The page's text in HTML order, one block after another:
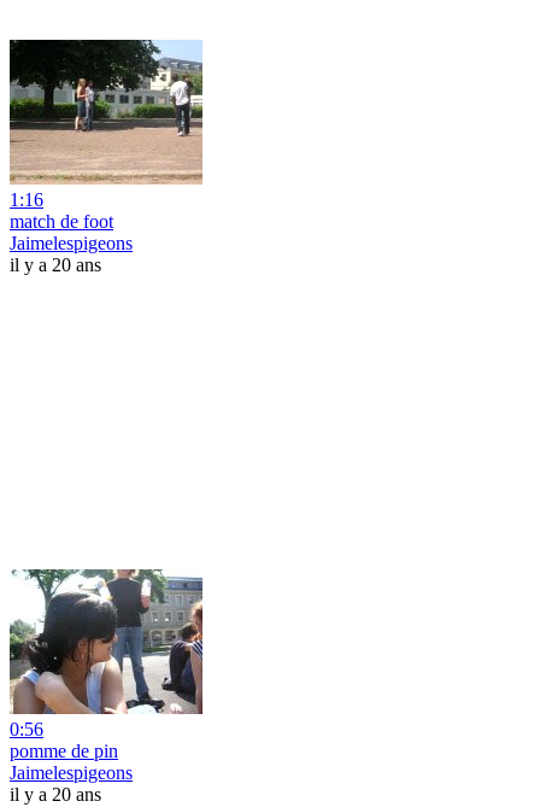
1:16
match de foot
Jaimelespigeons
il y a 20 ans
0:56
pomme de pin
Jaimelespigeons
il y a 20 ans